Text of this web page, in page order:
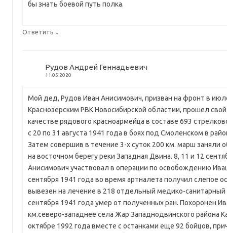
бы знать боевой путь полка.
Ответить ↓
Рудов Андрей Геннадьевич
11.05.2020
Мой дед, Рудов Иван Анисимович, призван на фронт в
Краснозерским РВК Новосибирской областии, прошел
качестве рядового красноармейца в составе 693
с 20 по 31 августа 1941 года в боях под Смоленском в
Затем совершив в течение 3-х суток 200 км. марш заняли
на восточном берегу реки Западная Двина. 8, 11 и 12
Анисимович участвовал в операции по освобождению
сентября 1941 года во время артналета получил слепое
вывезен на лечение в 218 отдельный медико-санитарный
сентября 1941 года умер от полученных ран. Похоронен
км.северо-западнее села Жар Западнодвинского района
октябре 1992 года вместе с останками еще 92 бойцов,